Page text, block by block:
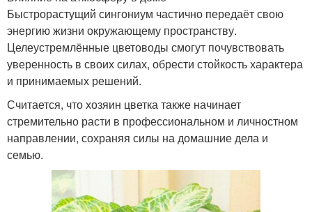
Быстрорастущий сингониум частично передаёт свою
энергию жизни окружающему пространству.
Целеустремлённые цветоводы смогут почувствовать
уверенность в своих силах, обрести стойкость характера
и принимаемых решений.
Считается, что хозяин цветка также начинает
стремительно расти в профессиональном и личностном
направлении, сохраняя силы на домашние дела и
семью.